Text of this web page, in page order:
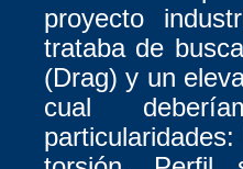
proyecto
trataba de
(Drag) y un
cual